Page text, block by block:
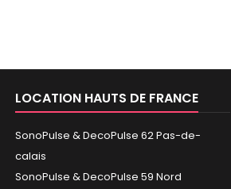
LOCATION HAUTS DE FRANCE
SonoPulse & DecoPulse 62 Pas-de-
calais
SonoPulse & DecoPulse 59 Nord